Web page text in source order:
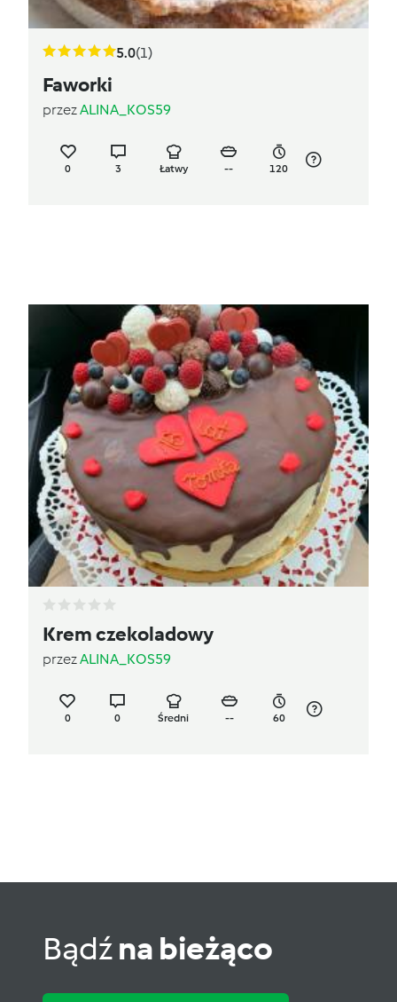
5.0(1)
Faworki
przezALINA_KOS59
0 3 Łatwy -- 120
Krem czekoladowy
przezALINA_KOS59
0 0 Średni -- 60
Bądźna bieżąco